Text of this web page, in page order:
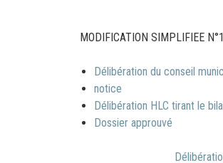
MODIFICATION SIMPLIFIEE
Délibération du conseil
notice
Délibération HLC tirant le
Dossier approuvé